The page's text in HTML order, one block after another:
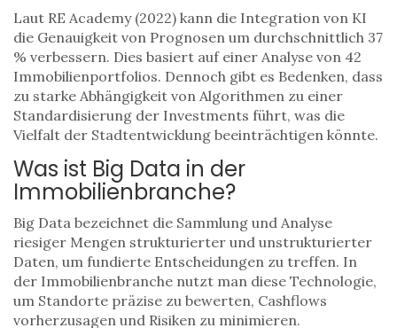
Laut RE Academy (2022) kann die Integration von KI
die Genauigkeit von Prognosen um durchschnittlich 37
% verbessern. Dies basiert auf einer Analyse von 42
Immobilienportfolios. Dennoch gibt es Bedenken, dass
zu starke Abhängigkeit von Algorithmen zu einer
Standardisierung der Investments führt, was die
Vielfalt der Stadtentwicklung beeinträchtigen könnte.
Was ist Big Data in der
Immobilienbranche?
Big Data bezeichnet die Sammlung und Analyse
riesiger Mengen strukturierter und unstrukturierter
Daten, um fundierte Entscheidungen zu treffen. In
der Immobilienbranche nutzt man diese Technologie,
um Standorte präzise zu bewerten, Cashflows
vorherzusagen und Risiken zu minimieren.